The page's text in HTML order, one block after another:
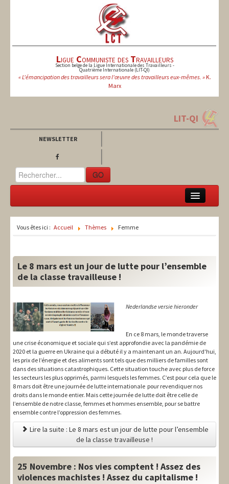
Ligue Communiste des Travailleurs
Section belge de la Ligue Internationale des Travailleurs -
Quatrième Internationale (LIT-QI)
« L'émancipation des travailleurs sera l'œuvre des travailleurs eux-mêmes. »K.
Marx
LIT-QI
NEWSLETTER
GO
National
International
Social
Thèmes
Vous êtes ici : Accueil Thèmes Femme
Le 8 mars est un jour de lutte pour l’ensemble
de la classe travailleuse !
Nederlandse versie hieronder
En ce 8 mars, le monde traverse
une crise économique et sociale qui s’est approfondie avec la pandémie de
2020 et la guerre en Ukraine qui a débuté il y a maintenant un an. Aujourd'hui,
les prix de l’énergie et des aliments sont tels que des milliers de familles sont
dans des situations catastrophiques. Cette situation touche avec plus de force
les secteurs les plus opprimés, parmi lesquels les femmes. C’est pour cela que le
8 mars doit être une journée de lutte internationale pour revendiquer nos
droits dans le monde entier. Mais cette journée de lutte doit être celle de
l’ensemble de notre classe, femmes et hommes ensemble, pour se battre
ensemble contre l’oppression des femmes.
Lire la suite : Le 8 mars est un jour de lutte pour l’ensemble
de la classe travailleuse !
25 Novembre : Nos vies comptent ! Assez des
violences machistes ! Assez du capitalisme !